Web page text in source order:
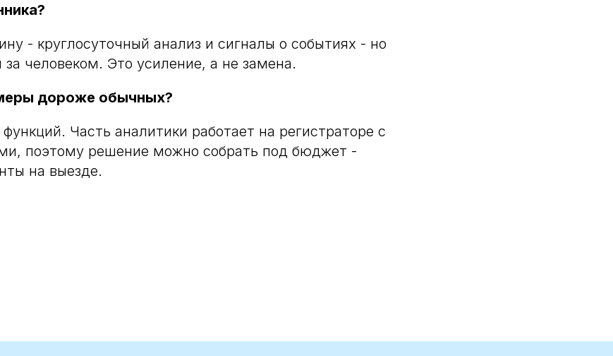
- круглосуточный анализ и сигналы о событиях - но
человеком. Это усиление, а не замена.
дороже обычных?
Часть аналитики работает на регистраторе с
поэтому решение можно собрать под бюджет -
на выезде.